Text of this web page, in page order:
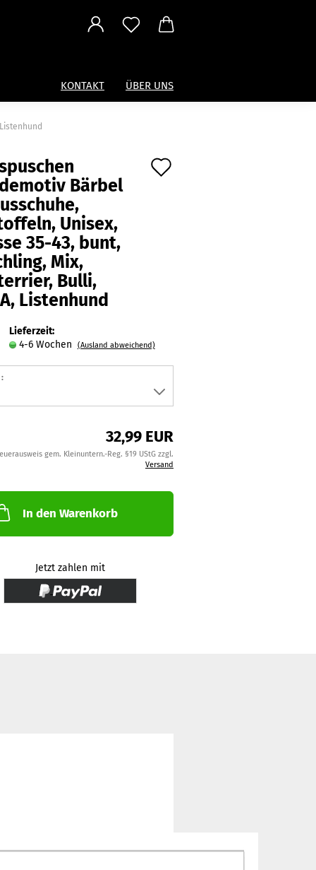
KONTAKT ÜBER UNS
Bärbel
Unisex,
35-43, bunt,
Mix,
Bulli,
Listenhund
Lieferzeit:
4-6 Wochen
(Ausland abweichend)
32,99 EUR
gem. Kleinuntern.-Reg. §19 UStG zzgl.
Versand
In den Warenkorb
Jetzt zahlen mit